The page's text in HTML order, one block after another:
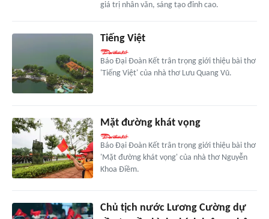
giá trị nhân văn, sáng tạo đỉnh cao.
Tiếng Việt
Báo Đại Đoàn Kết trân trọng giới thiệu bài thơ
'Tiếng Việt' của nhà thơ Lưu Quang Vũ.
Mặt đường khát vọng
Báo Đại Đoàn Kết trân trọng giới thiệu bài thơ
'Mặt đường khát vọng' của nhà thơ Nguyễn
Khoa Điềm.
Chủ tịch nước Lương Cường dự